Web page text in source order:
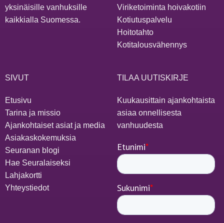
yksinäisille vanhuksille
kaikkialla Suomessa.
Viriketoiminta hoivakotiin
Kotiutuspalvelu
Hoitotahto
Kotitalousvähennys
SIVUT
Etusivu
Tarina ja missio
Ajankohtaiset asiat ja media
Asiakaskokemuksia
Seuranan blogi
Hae Seuralaiseksi
Lahjakortti
Yhteystiedot
TILAA UUTISKIRJE
Kuukausittain ajankohtaista
asiaa onnellisesta
vanhuudesta